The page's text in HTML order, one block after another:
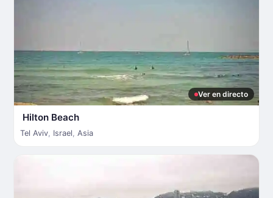
Ver en directo
Hilton Beach
Tel Aviv, Israel, Asia